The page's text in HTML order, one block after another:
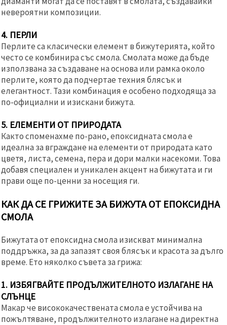
невероятни композиции.
4. ПЕРЛИ
Перлите са класически елемент в бижутерията, който
често се комбинира със смола. Смолата може да бъде
използвана за създаване на основа или рамка около
перлите, която да подчертае техния блясък и
елегантност. Тази комбинация е особено подходяща за
по-официални и изискани бижута.
5. ЕЛЕМЕНТИ ОТ ПРИРОДАТА
Както споменахме по-рано, епоксидната смола е
идеална за вграждане на елементи от природата като
цветя, листа, семена, пера и дори малки насекоми. Това
добавя специален и уникален акцент на бижутата и ги
прави още по-ценни за носещия ги.
КАК ДА СЕ ГРИЖИТЕ ЗА БИЖУТА ОТ ЕПОКСИДНА
СМОЛА
Бижутата от епоксидна смола изискват минимална
поддръжка, за да запазят своя блясък и красота за дълго
време. Ето няколко съвета за грижа:
1. ИЗБЯГВАЙТЕ ПРОДЪЛЖИТЕЛНОТО ИЗЛАГАНЕ НА
СЛЪНЦЕ
Макар че висококачествената смола е устойчива на
пожълтяване, продължителното излагане на директна